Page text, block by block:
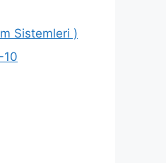
Sistemleri )
10